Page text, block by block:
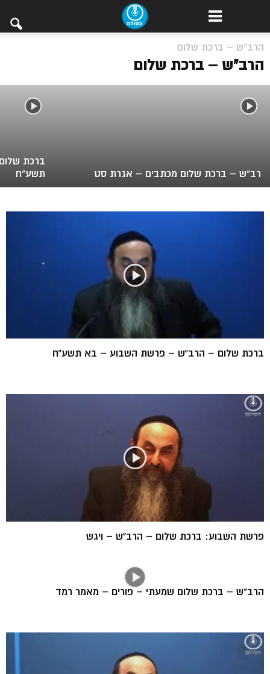
הרב"ש – ברכת שלום
הרב"ש – ברכת שלום
הרב"ש – ברכת שלום שמעתי – פורים –
מאמר לפורים-3
רב"ש – ברכת שלום מכתבים – אגרת סט
ברכת
תשע"ח
ברכת שלום – הרב”ש – פרשת השבוע – בא תשע”ח
פרשת השבוע: ברכת שלום – הרב”ש – ויגש
הרב"ש – ברכת שלום שמעתי – פורים – מאמר רמד